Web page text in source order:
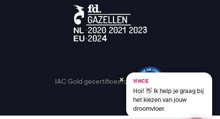
IAC Gold gecertificeerd VINCE
Hoi! 👋 Ik help je graag bij
het kiezen van jouw
droomvloer.